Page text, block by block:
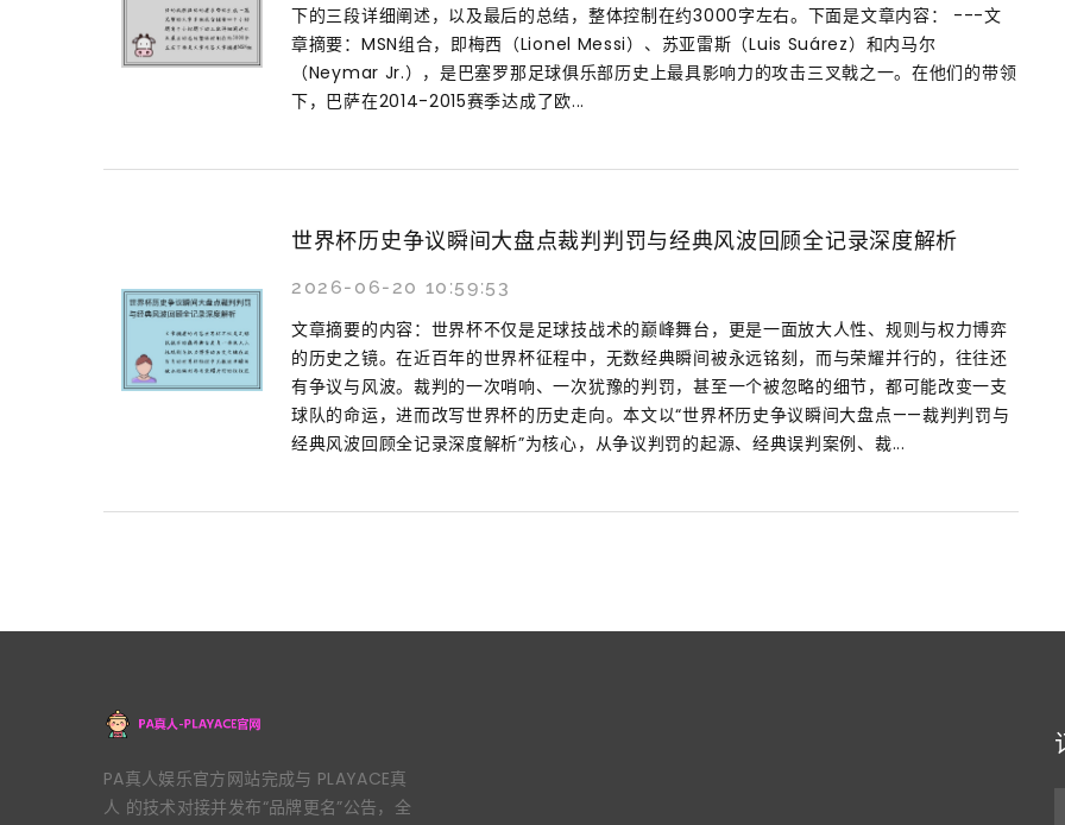
下的三段详细阐述，以及最后的总结，整体控制在约3000字左右。下面是文章内容： ---文
章摘要：MSN组合，即梅西（Lionel Messi）、苏亚雷斯（Luis Suárez）和内马尔
（Neymar Jr.），是巴塞罗那足球俱乐部历史上最具影响力的攻击三叉戟之一。在他们的带领
下，巴萨在2014-2015赛季达成了欧...
世界杯历史争议瞬间大盘点裁判判罚与经典风波回顾全记录深度解析
2026-06-20 10:59:53
文章摘要的内容：世界杯不仅是足球技战术的巅峰舞台，更是一面放大人性、规则与权力博弈
的历史之镜。在近百年的世界杯征程中，无数经典瞬间被永远铭刻，而与荣耀并行的，往往还
有争议与风波。裁判的一次哨响、一次犹豫的判罚，甚至一个被忽略的细节，都可能改变一支
球队的命运，进而改写世界杯的历史走向。本文以“世界杯历史争议瞬间大盘点——裁判判罚与
经典风波回顾全记录深度解析”为核心，从争议判罚的起源、经典误判案例、裁...
PA真人娱乐官方网站完成与 PLAYACE真
人 的技术对接并发布“品牌更名”公告，全